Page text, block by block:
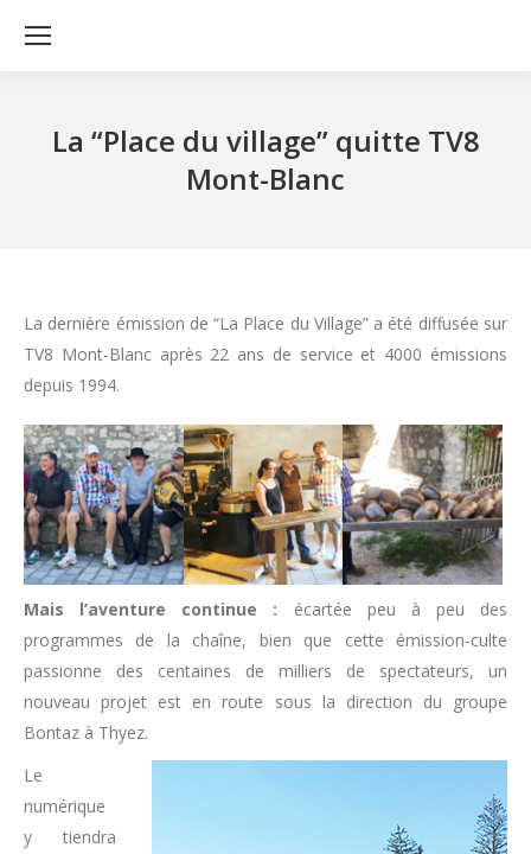
La “Place du village” quitte TV8
Mont-Blanc
La dernière émission de “La Place du Village” a été diffusée sur
TV8 Mont-Blanc après 22 ans de service et 4000 émissions
depuis 1994.
Mais l’aventure continue : écartée peu à peu des
programmes de la chaîne, bien que cette émission-culte
passionne des centaines de milliers de spectateurs, un
nouveau projet est en route sous la direction du groupe
Bontaz à Thyez.
Le
numérique
y tiendra